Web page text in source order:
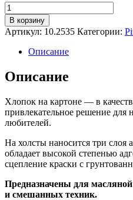
Количество
Холст
грунтованный
на
картоне,
хлопок
"Pinax"
25х35
В корзину
Артикул: 10.2535 Категории:
Описание
Описание
Хлопок на картоне — в
привлекательное решение
любителей.
На холсты наносится три слоя
обладает высокой степенью
сцепление краски с
Предназначены для
и смешанных техник.